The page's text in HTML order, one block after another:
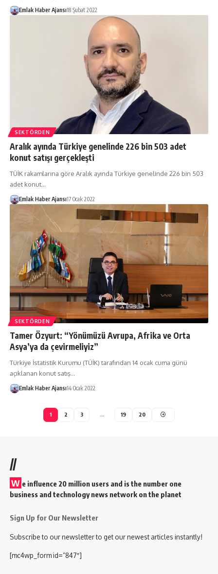
Emlak Haber Ajansı18 Şubat 2022
SEKTÖRDEN
Aralık ayında Türkiye genelinde 226 bin 503 adet
konut satışı gerçekleşti
TÜİK rakamlarına göre Aralık ayında Türkiye genelinde 226 bin 503
adet konut…
Emlak Haber Ajansı17 Ocak 2022
SEKTÖRDEN
Tamer Özyurt: “Yönümüzü Avrupa, Afrika ve Orta
Asya’ya da çevirmeliyiz”
Türkiye İstatistik Kurumu (TÜİK) tarafından 14 ocak cuma günü
açıklanan konut satış…
Emlak Haber Ajansı14 Ocak 2022
1 2 3 … 19 20
//
W e influence 20 million users and is the number one
business and technology news network on the planet
Sign Up for Our Newsletter
Subscribe to our newsletter to get our newest articles instantly!
[mc4wp_form id=”847″]